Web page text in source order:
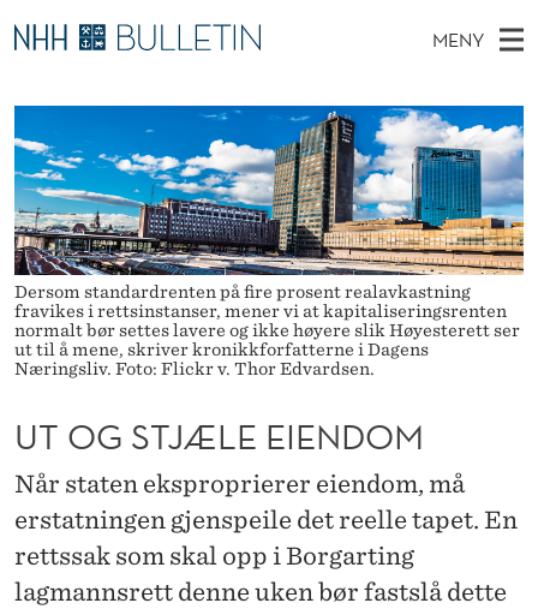
U
T
O
G
S
T
J
Æ
L
E
E
E
N
MENY
O
V
E
D
M
E
N
Y
Ø
I
E
T
T
S
T
E
D
E
T
Stipendiater og nye forskerprofiler
Disputaser
Ekspertutvalg
Om Bulletin
Dersom standardrenten på fire prosent realavkastning
fravikes i rettsinstanser, mener vi at kapitaliseringsrenten
normalt bør settes lavere og ikke høyere slik Høyesterett ser
ut til å mene, skriver kronikkforfatterne i Dagens
Næringsliv. Foto: Flickr v. Thor Edvardsen.
UT OG STJÆLE EIENDOM
Når staten eksproprierer eiendom, må
erstatningen gjenspeile det reelle tapet. En
rettssak som skal opp i Borgarting
lagmannsrett denne uken bør fastslå dette